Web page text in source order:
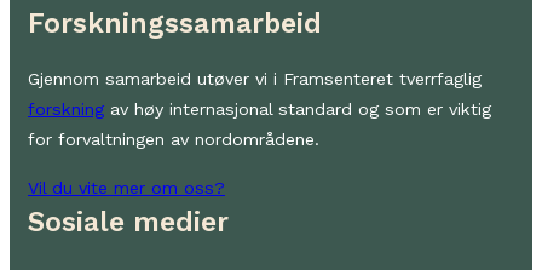
Forskningssamarbeid
Gjennom samarbeid utøver vi i Framsenteret tverrfaglig
forskning av høy internasjonal standard og som er viktig
for forvaltningen av nordområdene.
Vil du vite mer om oss?
Sosiale medier